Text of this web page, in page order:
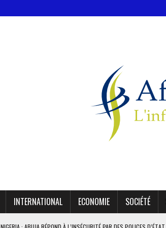
INTERNATIONAL ECONOMIE SOCIÉTÉ